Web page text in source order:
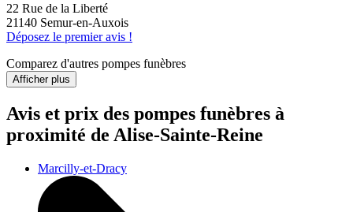
22 Rue de la Liberté
21140 Semur-en-Auxois
Déposez le premier avis !
Comparez d'autres pompes funèbres
Afficher plus
Avis et prix des pompes funèbres à
proximité de Alise-Sainte-Reine
Marcilly-et-Dracy